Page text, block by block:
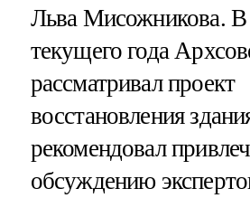
Льва Мисожникова. В
текущего года
рассматривал проект
восстановления
рекомендовал
обсуждению